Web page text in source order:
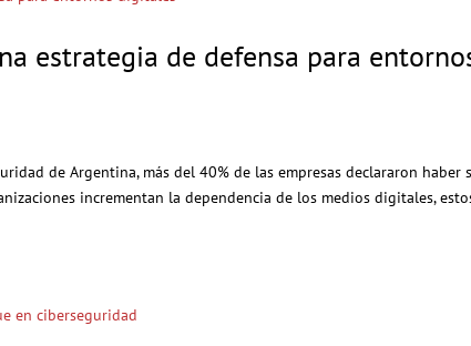
estrategia de defensa para
de Argentina, más del 40% de las empresas declararon haber
incrementan la dependencia de los medios digitales,